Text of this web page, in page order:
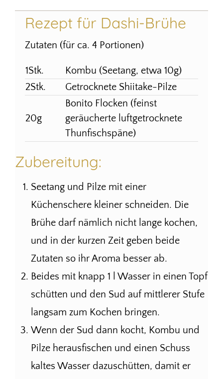
Rezept für Dashi-Brühe
Zutaten (für ca. 4 Portionen)
1Stk.
Kombu (Seetang, etwa 10g)
2Stk.
Getrocknete Shiitake-Pilze
20g
Bonito Flocken (feinst
geräucherte luftgetrocknete
Thunfischspäne)
Zubereitung:
Seetang und Pilze mit einer
Küchenschere kleiner schneiden. Die
Brühe darf nämlich nicht lange kochen,
und in der kurzen Zeit geben beide
Zutaten so ihr Aroma besser ab.
Beides mit knapp 1 l Wasser in einen Topf
schütten und den Sud auf mittlerer Stufe
langsam zum Kochen bringen.
Wenn der Sud dann kocht, Kombu und
Pilze herausfischen und einen Schuss
kaltes Wasser dazuschütten, damit er